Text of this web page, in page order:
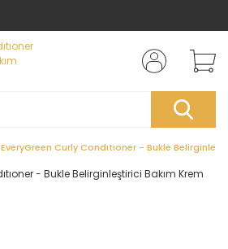
EveryGreen Curly Condıtıoner - Bukle